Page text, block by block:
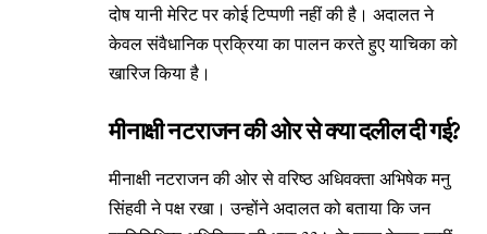
दोष यानी मेरिट पर कोई टिप्पणी नहीं की है। अदालत ने
केवल संवैधानिक प्रक्रिया का पालन करते हुए याचिका को
खारिज किया है।
मीनाक्षी नटराजन की ओर से क्या दलील दी गई?
मीनाक्षी नटराजन की ओर से वरिष्ठ अधिवक्ता अभिषेक मनु
सिंहवी ने पक्ष रखा। उन्होंने अदालत को बताया कि जन